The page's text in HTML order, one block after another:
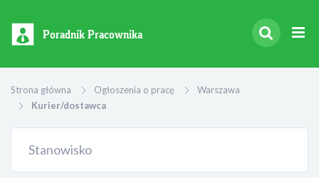
Poradnik Pracownika
Strona główna Ogłoszenia o pracę
Warszawa
Kurier/dostawca